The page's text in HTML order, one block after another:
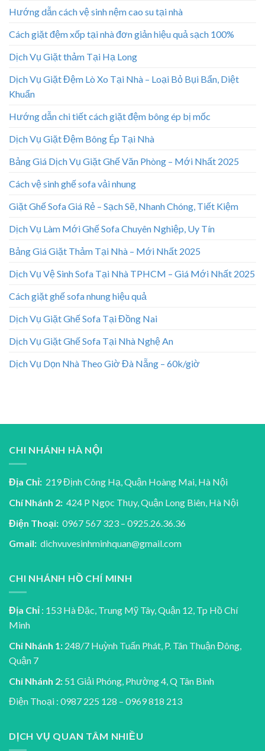
Hướng dẫn cách vệ sinh nệm cao su tại nhà
Cách giặt đệm xốp tại nhà đơn giản hiệu quả sạch 100%
Dịch Vụ Giặt thảm Tại Hạ Long
Dịch Vụ Giặt Đệm Lò Xo Tại Nhà – Loại Bỏ Bụi Bẩn, Diệt
Khuẩn
Hướng dẫn chi tiết cách giặt đệm bông ép bị mốc
Dịch Vụ Giặt Đệm Bông Ép Tại Nhà
Bảng Giá Dịch Vụ Giặt Ghế Văn Phòng – Mới Nhất 2025
Cách vệ sinh ghế sofa vải nhung
Giặt Ghế Sofa Giá Rẻ – Sạch Sẽ, Nhanh Chóng, Tiết Kiệm
Dịch Vụ Làm Mới Ghế Sofa Chuyên Nghiệp, Uy Tín
Bảng Giá Giặt Thảm Tại Nhà – Mới Nhất 2025
Dịch Vụ Vệ Sinh Sofa Tại Nhà TPHCM – Giá Mới Nhất 2025
Cách giặt ghế sofa nhung hiệu quả
Dịch Vụ Giặt Ghế Sofa Tại Đồng Nai
Dịch Vụ Giặt Ghế Sofa Tại Nhà Nghệ An
Dịch Vụ Dọn Nhà Theo Giờ Đà Nẵng – 60k/giờ
CHI NHÁNH HÀ NỘI
Địa Chỉ: 219 Định Công Hạ, Quận Hoàng Mai, Hà Nội
Chí Nhánh 2: 424 P Ngọc Thụy, Quận Long Biên, Hà Nội
Điện Thoại: 0967 567 323 – 0925.26.36.36
Gmail: dichvuvesinhminhquan@gmail.com
CHI NHÁNH HỒ CHÍ MINH
Địa Chỉ : 153 Hà Đặc, Trung Mỹ Tây, Quận 12, Tp Hồ Chí
Minh
Chi Nhánh 1: 248/7 Huỳnh Tuấn Phát, P. Tân Thuận Đông,
Quận 7
Chi Nhánh 2: 51 Giải Phóng, Phường 4, Q Tân Bình
Điện Thoại : 0987 225 128 – 0969 818 213
DỊCH VỤ QUAN TÂM NHIỀU